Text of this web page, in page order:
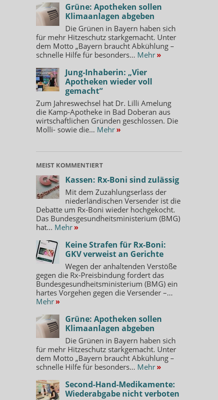
Grüne: Apotheken sollen
Klimaanlagen abgeben
Die Grünen in Bayern haben sich
für mehr Hitzeschutz starkgemacht. Unter
dem Motto „Bayern braucht Abkühlung –
schnelle Hilfe für besonders... Mehr »
Jung-Inhaberin: „Vier
Apotheken wieder voll
gemacht“
Zum Jahreswechsel hat Dr. Lilli Amelung
die Kamp-Apotheke in Bad Doberan aus
wirtschaftlichen Gründen geschlossen. Die
Molli- sowie die... Mehr »
MEIST KOMMENTIERT
Kassen: Rx-Boni sind zulässig
Mit dem Zuzahlungserlass der
niederländischen Versender ist die
Debatte um Rx-Boni wieder hochgekocht.
Das Bundesgesundheitsministerium (BMG)
hat... Mehr »
Keine Strafen für Rx-Boni:
GKV verweist an Gerichte
Wegen der anhaltenden Verstöße
gegen die Rx-Preisbindung fordert das
Bundesgesundheitsministerium (BMG) ein
hartes Vorgehen gegen die Versender –...
Mehr »
Grüne: Apotheken sollen
Klimaanlagen abgeben
Die Grünen in Bayern haben sich
für mehr Hitzeschutz starkgemacht. Unter
dem Motto „Bayern braucht Abkühlung –
schnelle Hilfe für besonders... Mehr »
Second-Hand-Medikamente:
Wiederabgabe nicht verboten